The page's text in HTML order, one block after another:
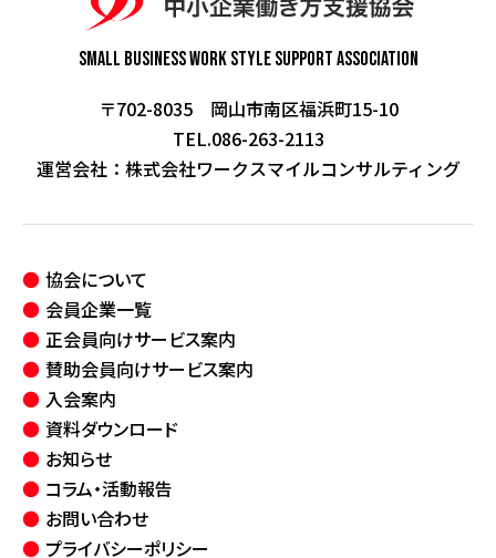
Small Business Work StyleSupport Association
〒702-8035 岡山市南区福浜町15-10
TEL.086-263-2113
運営会社： 株式会社ワークスマイルコンサルティング
協会について
会員企業一覧
正会員向けサービス案内
賛助会員向けサービス案内
入会案内
資料ダウンロード
お知らせ
コラム・活動報告
お問い合わせ
プライバシーポリシー